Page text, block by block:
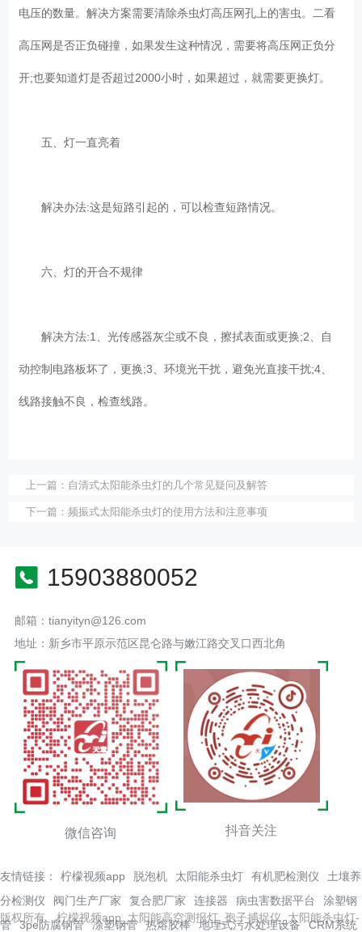
电压的数量。解决方案需要清除杀虫灯高压网孔上的害虫。二看
高压网是否正负碰撞，如果发生这种情况，需要将高压网正负分
开;也要知道灯是否超过2000小时，如果超过，就需要更换灯。
五、灯一直亮着
解决办法:这是短路引起的，可以检查短路情况。
六、灯的开合不规律
解决方法:1、光传感器灰尘或不良，擦拭表面或更换;2、自
动控制电路板坏了，更换;3、环境光干扰，避免光直接干扰;4、
线路接触不良，检查线路。
上一篇： 自清式太阳能杀虫灯的几个常见疑问及解答
下一篇： 频振式太阳能杀虫灯的使用方法和注意事项
15903880052
邮箱：tianyityn@126.com
地址：新乡市平原示范区昆仑路与嫩江路交叉口西北角
微信咨询 抖音关注
友情链接： 柠檬视频app 脱泡机 太阳能杀虫灯 有机肥检测仪
土壤养
分检测仪
阀门生产厂家 复合肥厂家 连接器 病虫害数据平台
涂塑钢
管
3pe防腐钢管 凃塑钢管 热熔胶棒 地埋式污水处理设备 CRM系统
版权所有 柠檬视频app_太阳能高空测报灯_孢子捕捉仪_太阳能杀虫灯-